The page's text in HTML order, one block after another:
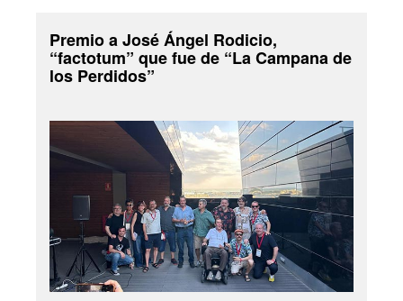
Premio a José Ángel Rodicio,
“factotum” que fue de “La Campana de
los Perdidos”